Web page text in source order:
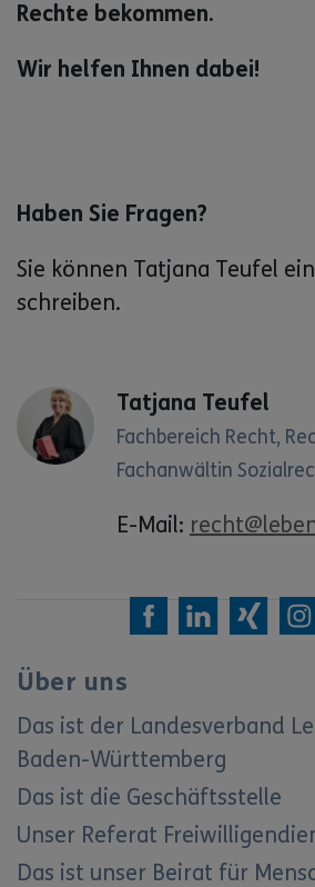
Rechte bekommen.
Wir helfen Ihnen dabei!
Haben Sie Fragen?
Sie können Tatjana Teufel
schreiben.
Tatjana Teufel
Fachbereich Recht,
Fachanwältin
E-Mail:
Über uns
Das ist der Landesverband
Baden-Württemberg
Das ist die Geschäftsstelle
Unser Referat
Das ist unser Beirat für